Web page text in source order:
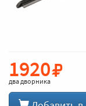
1920
два дворника